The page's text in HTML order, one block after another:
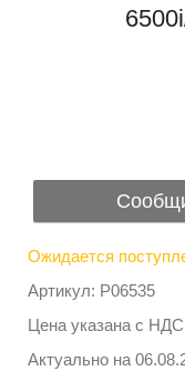
Ожидается
Артикул: P06535
Цена указана с НДС
Актуально на